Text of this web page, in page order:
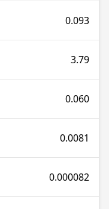
0.093
3.79
0.060
0.0081
0.000082